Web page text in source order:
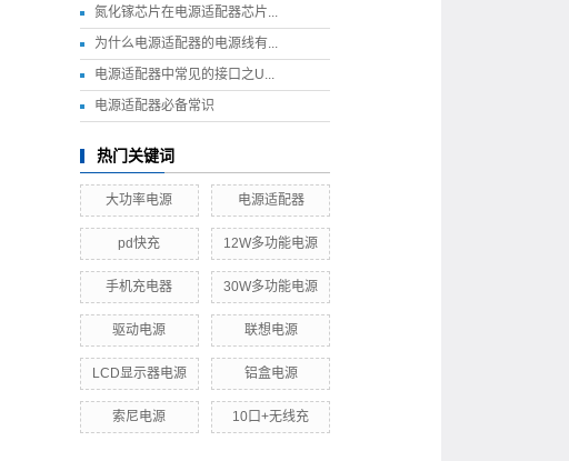
氮化镓芯片在电源适配器芯片...
为什么电源适配器的电源线有...
电源适配器中常见的接口之U...
电源适配器必备常识
热门关键词
大功率电源 电源适配器
pd快充 12W多功能电源
手机充电器 30W多功能电源
驱动电源 联想电源
LCD显示器电源 铝盒电源
索尼电源 10口+无线充